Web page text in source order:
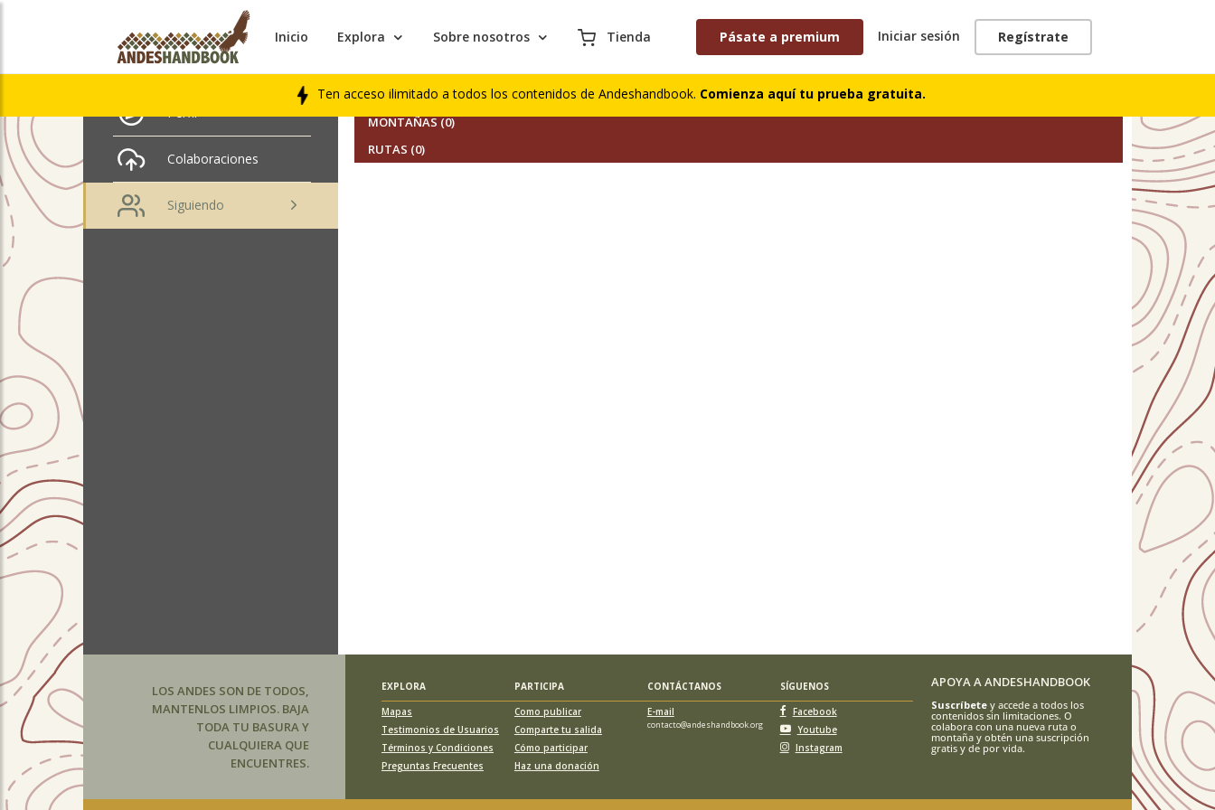
Inicio Explora Sobre nosotros Tienda Pásate a premium Iniciar sesión Regístrate
Ten acceso ilimitado a todos los contenidos de Andeshandbook. Comienza aquí tu prueba gratuita.
cecilia castillo
Perfil
Colaboraciones
Siguiendo
AMIGOS (0)
SEGUIDORES (0)
MONTAÑAS (0)
RUTAS (0)
LOS ANDES SON DE TODOS,
MANTENLOS LIMPIOS. BAJA
TODA TU BASURA Y
CUALQUIERA QUE
ENCUENTRES.
EXPLORA PARTICIPA CONTÁCTANOS
SÍGUENOS
Mapas
Testimonios de Usuarios
Términos y Condiciones
Preguntas Frecuentes
Como publicar
Comparte tu salida
Cómo participar
Haz una donación
E-mail
contacto@andeshandbook.org
Facebook
Youtube
Instagram
APOYA A ANDESHANDBOOK
Suscríbetey accede a todos los
contenidos sin limitaciones. O
colabora con una nueva ruta o
montaña y obtén una suscripción
gratis y de por vida.